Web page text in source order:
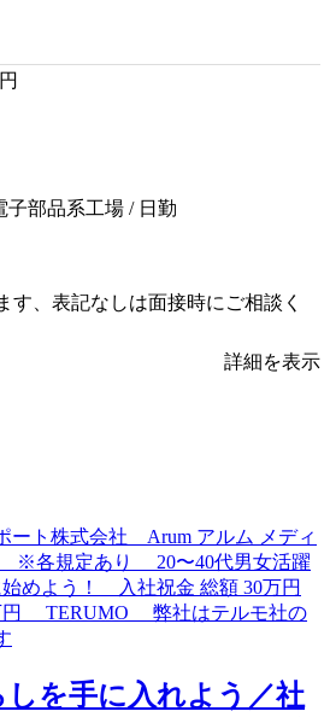
円
子部品系工場 / 日勤
す、表記なしは面接時にご相談く
詳細を表示
を手に入れよう／社